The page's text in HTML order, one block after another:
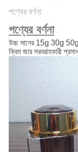
পণ্যের বর্ণনা
পণ্যের বর্ণনা
উচ্চ মানের 15g 30g 50g
ক্রিম জার সরবরাহকারী